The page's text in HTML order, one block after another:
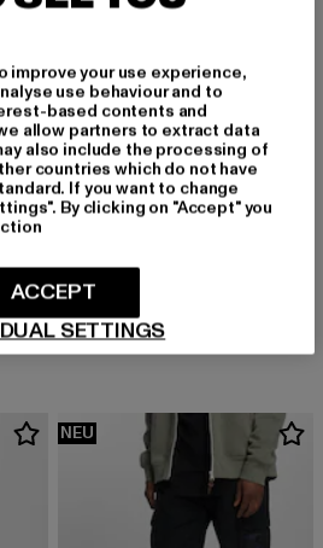
59,99 EUR
BRANDIT
49,19 EUR
Derzeitiger Preis: 49,19 EUR
59,99 EUR
NEU
improve your use experience,
use behaviour and to
based contents and
allow partners to extract data
also include the processing of
countries which do not have
If you want to change
By clicking on "Accept" you
SETTINGS
ACCEPT